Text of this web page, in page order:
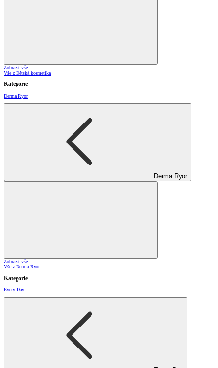
Zobrazit vše
Vše z Dětská kosmetika
Kategorie
Derma Ryor
Derma Ryor
Zobrazit vše
Vše z Derma Ryor
Kategorie
Every Day